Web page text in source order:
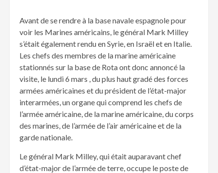
Avant de se rendre à la base navale espagnole pour
voir les Marines américains, le général Mark Milley
s’était également rendu en Syrie, en Israël et en Italie.
Les chefs des membres de la marine américaine
stationnés sur la base de Rota ont donc annoncé la
visite, le lundi 6 mars , du plus haut gradé des forces
armées américaines et du président de l’état-major
interarmées, un organe qui comprend les chefs de
l’armée américaine, de la marine américaine, du corps
des marines, de l’armée de l’air américaine et de la
garde nationale.
Le général Mark Milley, qui était auparavant chef
d’état-major de l’armée de terre, occupe le poste de